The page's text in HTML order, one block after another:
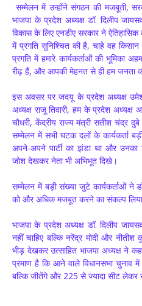
सम्मेलन में उन्होंने संगठन की मजबूती,
भाजपा के प्रदेश अध्यक्ष डॉ. दिलीप
विकास के लिए एनडीए सरकार ने
में प्रगति सुनिश्चित की है, चाहे वह किसान
प्रगति में हमारे कार्यकर्ताओं की भूमिका
रीढ़ हैं, और आपकी मेहनत से ही हम जनता
इस अवसर पर जदयू के प्रदेश अध्यक्ष
अध्यक्ष राजू तिवारी, हम के प्रदेश अध्यक्ष
चौधरी, केंद्रीय राज्य मंत्री सतीश चंद्र
सम्मेलन में सभी घटक दलों के कार्यकर्ता
अपने-अपने पार्टी का झंडा था और उनका
जोश देखकर नेता भी अभिभूत दिखे।
सम्मेलन में बड़ी संख्या जुटे कार्यकर्ताओं ने
को और अधिक मजबूत करने का संकल्प
भाजपा के प्रदेश अध्यक्ष डॉ. दिलीप
नहीं चाहिए बल्कि नरेंद्र मोदी और नीतीश
भीड़ देखकर उत्साहित भाजपा अध्यक्ष ने
प्रमाण है कि आने वाले विधानसभा चुनाव
बल्कि जीतेंगे और 225 से ज्यादा सीट लेकर